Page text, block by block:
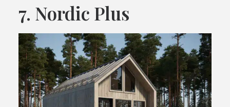
7. Nordic Plus